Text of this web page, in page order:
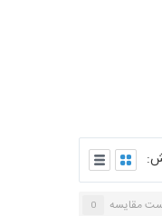
مقایسه 0